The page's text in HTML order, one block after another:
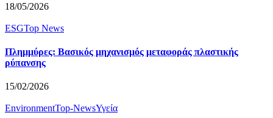
18/05/2026
ESGTop News
Πλημμύρες: Βασικός μηχανισμός μεταφοράς πλαστικής
ρύπανσης
15/02/2026
EnvironmentTop-NewsΥγεία